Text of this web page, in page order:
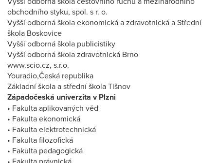
obchodního styku, spol. s r. o.
Vyšší odborná škola ekonomická a zdravotnická a Střední
škola Boskovice
Vyšší odborná škola publicistiky
Vyšší odborná škola zdravotnická Brno
www.scio.cz, s.r.o.
Youradio,Česká republika
Základní škola a střední škola Tišnov
Západočeská univerzita v Plzni
• Fakulta aplikovaných věd
• Fakulta ekonomická
• Fakulta elektrotechnická
• Fakulta filozofická
• Fakulta pedagogická